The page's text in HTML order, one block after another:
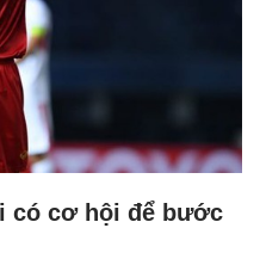
có cơ hội để bước